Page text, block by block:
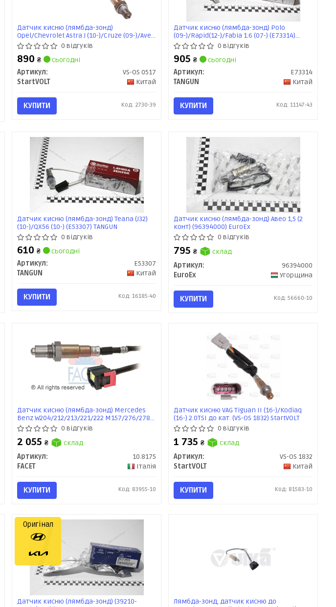
Датчик кисню (лямбда-зонд)
Opel/Chevrolet Astra J (10-)/Cruze (09-)/Aveo
(11-) 1.6i до кат. (VS-OS 0517) StartVOLT
0 відгуків
890₴
сьогодні
Артикул:
VS-OS 0517
StartVOLT
Китай
КУПИТИ Код: 2730-39
Датчик кисню (лямбда-зонд) Polo
(09-)/Rapid(12-)/Fabia 1.6 (07-) (E73314)
TANGUN
0 відгуків
905₴
сьогодні
Артикул:
E73314
TANGUN
Китай
КУПИТИ Код: 11147-43
Датчик кисню (лямбда-зонд) Teana (J32)
(10-)/QX56 (10-) (E53307) TANGUN
0 відгуків
610₴
сьогодні
Артикул:
E53307
TANGUN
Китай
КУПИТИ Код: 16185-40
Датчик кисню (лямбда-зонд) Авео 1,5 (2
конт) (96394000) EuroEx
0 відгуків
795₴
склад
Артикул:
96394000
EuroEx
Угорщина
КУПИТИ Код: 56660-10
Датчик кисню (лямбда-зонд) Mercedes
Benz W204/212/213/221/222 M157/276/278
(11-) (10.8175) Facet
0 відгуків
2 055₴
склад
Артикул:
10.8175
FACET
Італія
КУПИТИ Код: 83955-10
Датчик кисню VAG Tiguan II (16-)/Kodiaq
(16-) 2.0TSI до кат. (VS-OS 1832) StartVOLT
0 відгуків
1 735₴
склад
Артикул:
VS-OS 1832
StartVOLT
Китай
КУПИТИ Код: 81583-10
Датчик кисню (лямбда-зонд) (39210-
Оригінал
Лямбда-зонд, датчик кисню до